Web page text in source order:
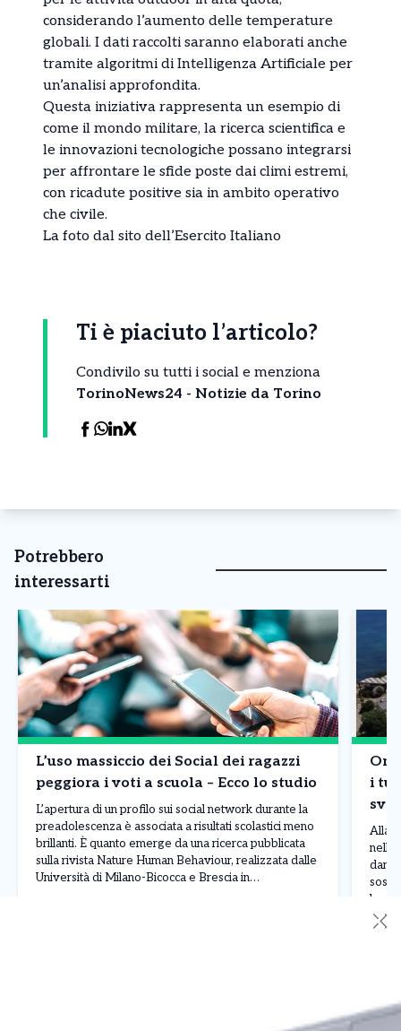
considerando l’aumento delle temperature
globali. I dati raccolti saranno elaborati anche
tramite algoritmi di Intelligenza Artificiale per
un’analisi approfondita.
Questa iniziativa rappresenta un esempio di
come il mondo militare, la ricerca scientifica e
le innovazioni tecnologiche possano integrarsi
per affrontare le sfide poste dai climi estremi,
con ricadute positive sia in ambito operativo
che civile.
La foto dal sito dell’Esercito Italiano
Ti è piaciuto l’articolo?
Condivilo su tutti i social e menziona
TorinoNews24 - Notizie da Torino
Potrebbero
interessarti
L’uso massiccio dei Social dei ragazzi
peggiora i voti a scuola – Ecco lo studio
L’apertura di un profilo sui social network durante la
preadolescenza è associata a risultati scolastici meno
brillanti. È quanto emerge da una ricerca pubblicata
sulla rivista Nature Human Behaviour, realizzata dalle
Università di Milano-Bicocca e Brescia in
i
nelle
della
08/
✕